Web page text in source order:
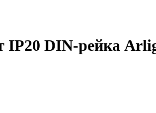
IP20 DIN-рейка